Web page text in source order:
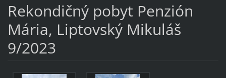
Rekondičný pobyt Penzión
Mária, Liptovský Mikuláš
9/2023